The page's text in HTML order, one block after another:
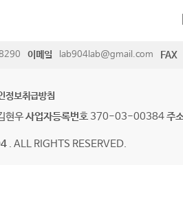
이메일 lab904lab@gmail.com FAX
정보취급방침
현우사업자등록번호 370-03-00384주
. ALL RIGHTS RESERVED.